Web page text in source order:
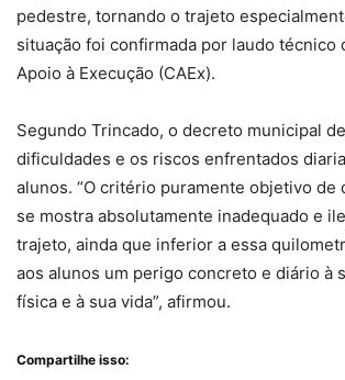
pedestre, tornando o trajeto
situação foi confirmada por laudo técnico
Apoio à Execução (CAEx).
Segundo Trincado, o decreto municipal
dificuldades e os riscos enfrentados
alunos. “O critério puramente objetivo de
se mostra absolutamente inadequado e
trajeto, ainda que inferior a essa
aos alunos um perigo concreto e diário à
física e à sua vida”, afirmou.
Compartilhe isso: